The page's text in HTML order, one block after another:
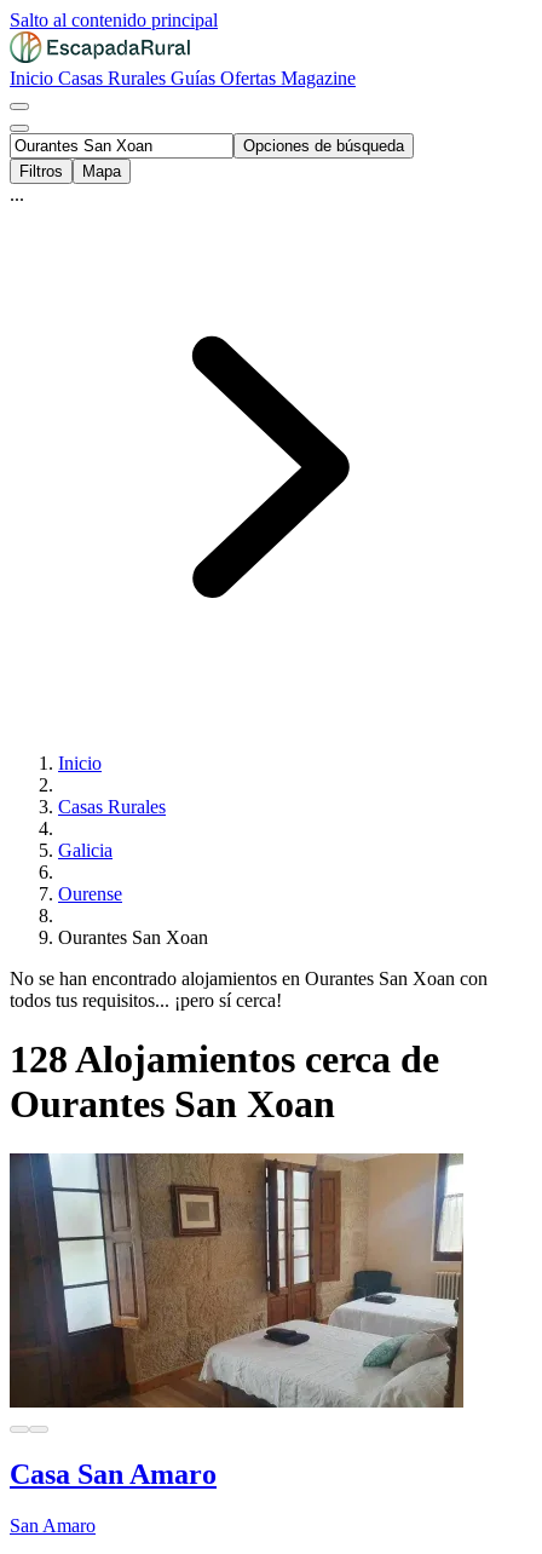
Salto al contenido principal
Inicio Casas Rurales Guías Ofertas Magazine
Opciones de búsqueda
Filtros
Mapa
...
Inicio
Casas Rurales
Galicia
Ourense
Ourantes San Xoan
No se han encontrado alojamientos en Ourantes San Xoan con
todos tus requisitos... ¡pero sí cerca!
128 Alojamientos cerca de
Ourantes San Xoan
Casa San Amaro
San Amaro